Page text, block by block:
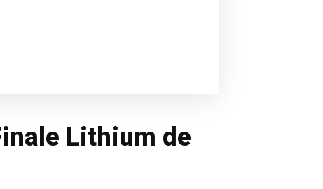
Lithium de